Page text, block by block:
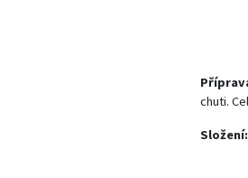
chuti.
Složení: